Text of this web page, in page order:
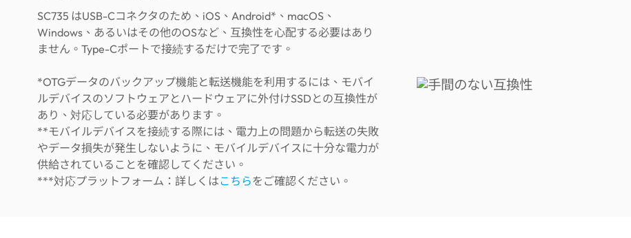
SC735 はUSB-Cコネクタのため、iOS、Android*、macOS、
Windows、あるいはその他のOSなど、互換性を心配する必要はあり
ません。Type-Cポートで接続するだけで完了です。
*OTGデータのバックアップ機能と転送機能を利用するには、モバイ
ルデバイスのソフトウェアとハ​​ードウェアに外付けSSD との互換性が
あり、対応している必要があります。
**モバイルデバイスを接続する際には、電力上の問題から転送の失敗
やデータ損失が発生しないように、モバイルデバイスに十分な電力が
供給されていることを確認してください。
***対応プラ​​ットフォーム：詳しくはこちらをご確認ください。